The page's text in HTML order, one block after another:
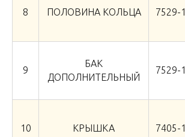
8 ПОЛОВИНА КОЛЬЦА 7529-
9
БАК
ДОПОЛНИТЕЛЬНЫЙ
7529-
10 КРЫШКА 7405-